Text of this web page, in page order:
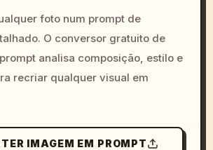
colors, 8k --v 6.0
foto num prompt de
O conversor gratuito de
analisa composição, estilo e
recriar qualquer visual em
IMAGEM EM PROMPT